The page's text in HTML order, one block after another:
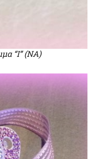
“Ι” (ΝΑ)